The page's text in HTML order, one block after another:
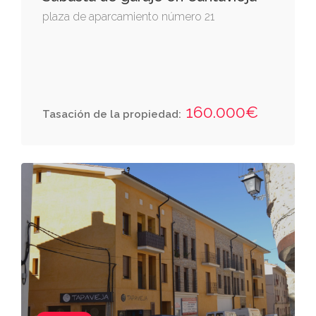
plaza de aparcamiento número 21
Tasación de la propiedad: 160.000€